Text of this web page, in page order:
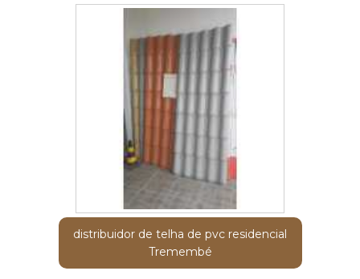
distribuidor de telha de pvc residencial
Tremembé